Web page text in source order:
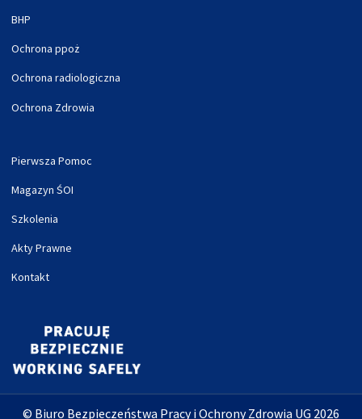
BHP
Ochrona ppoż
Ochrona radiologiczna
Ochrona Zdrowia
Pierwsza Pomoc
Magazyn ŚOI
Szkolenia
Akty Prawne
Kontakt
© Biuro Bezpieczeństwa Pracy i Ochrony Zdrowia UG 2026